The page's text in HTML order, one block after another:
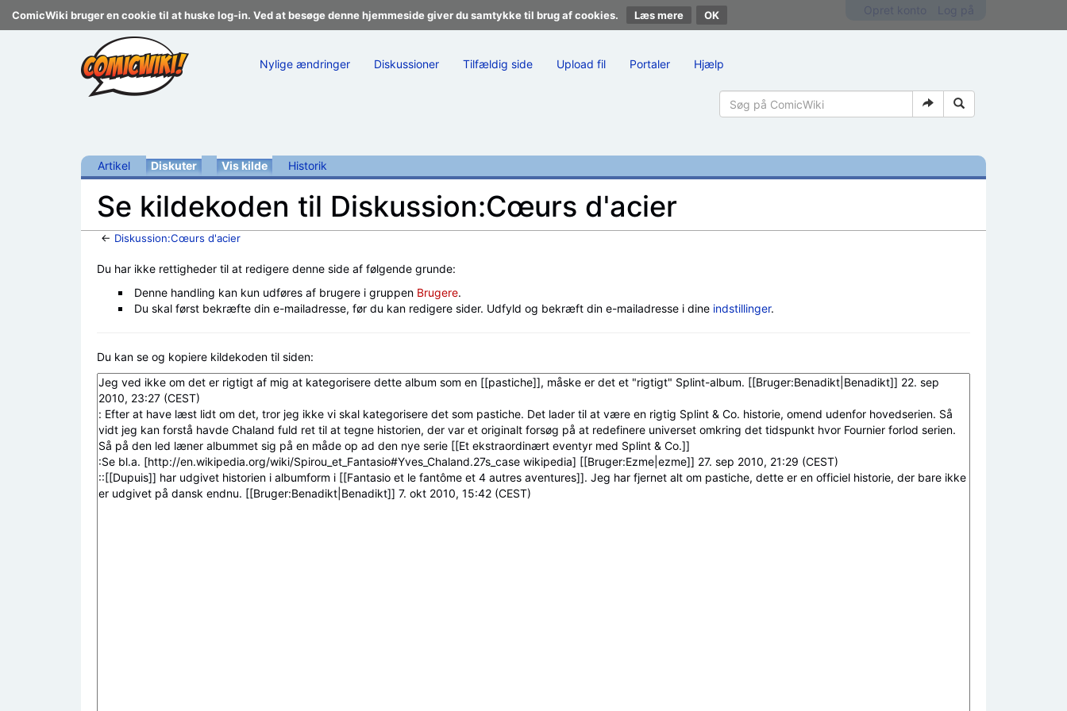
ComicWiki bruger en cookie til at huske log-in. Ved at besøge denne hjemmeside giver du samtykke til brug af cookies. Læs mere
Nylige ændringer Diskussioner Tilfældig side Upload fil Portaler Hjælp
Artikel Diskuter Vis kilde Historik
Se kildekoden til Diskussion:Cœurs d'acier
← Diskussion:Cœurs d'acier
Du har ikke rettigheder til at redigere denne side af følgende grunde:
Denne handling kan kun udføres af brugere i gruppen Brugere.
Du skal først bekræfte din e-mailadresse, før du kan redigere sider. Udfyld og bekræft din e-mailadresse i dine indstillinger.
Du kan se og kopiere kildekoden til siden: